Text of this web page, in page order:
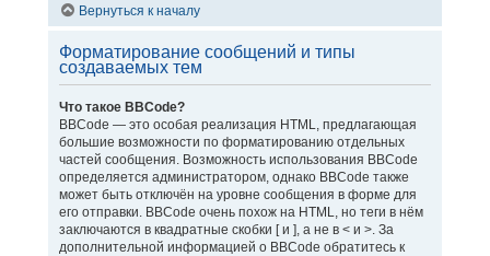
Вернуться к началу
Форматирование сообщений и типы
создаваемых тем
Что такое BBCode?
BBCode — это особая реализация HTML, предлагающая
большие возможности по форматированию отдельных
частей сообщения. Возможность использования BBCode
определяется администратором, однако BBCode также
может быть отключён на уровне сообщения в форме для
его отправки. BBCode очень похож на HTML, но теги в нём
заключаются в квадратные скобки [ и ], а не в < и >. За
дополнительной информацией о BBCode обратитесь к